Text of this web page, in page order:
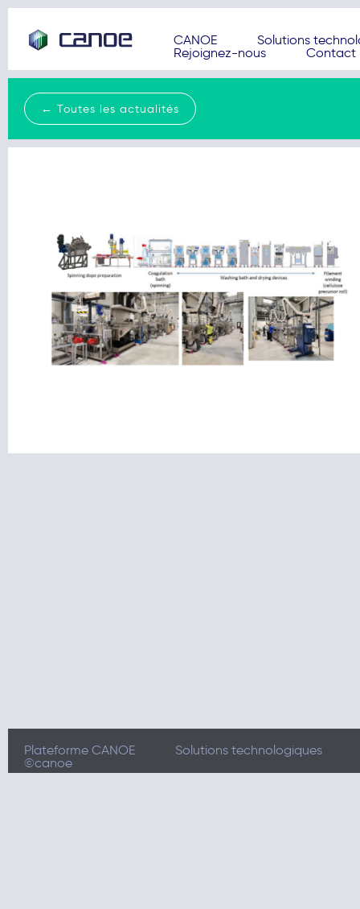
CANOE
Solutions
Rejoignez-nous
Contact
← Toutes les actualités
Plateforme CANOE
Solutions technologiques
©canoe